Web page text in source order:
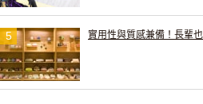
實用性與質感兼備！長輩